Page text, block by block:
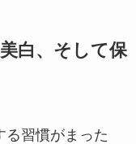
白、そして保
る習慣がまった